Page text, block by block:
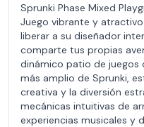
Sprunki Phase Mixed
Juego vibrante y
liberar a su diseñador
comparte tus propias
dinámico patio de juegos
más amplio de Sprunki,
creativa y la diversión
mecánicas intuitivas de
experiencias musicales y